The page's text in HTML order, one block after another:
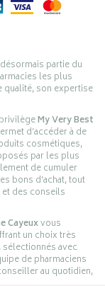
partie du
les plus
qualité, son expertise
My Very Best
d’accéder à de
cosmétiques,
par les plus
de cumuler
bons d’achat, tout
des conseils
Cayeuxvous
un choix très
sélectionnés avec
de pharmaciens
au quotidien,